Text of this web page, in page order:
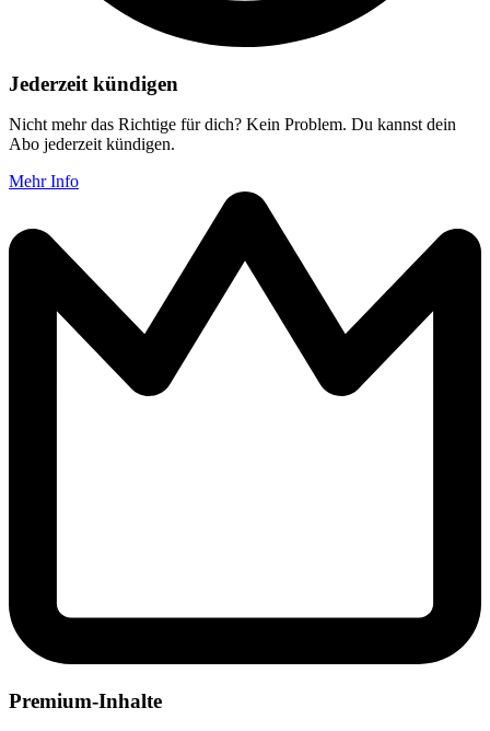
Jederzeit kündigen
Nicht mehr das Richtige für dich? Kein Problem. Du kannst dein
Abo jederzeit kündigen.
Mehr Info
Premium-Inhalte